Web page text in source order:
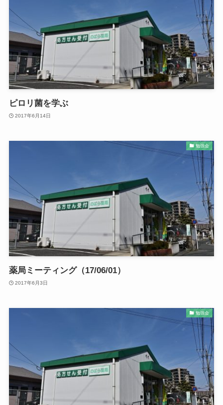
ピロリ菌を学ぶ
2017年6月14日
勉強会
薬局ミーティング（17/06/01）
2017年6月3日
勉強会